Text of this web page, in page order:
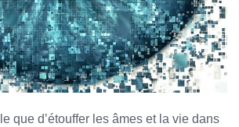
que d’étouffer les âmes et la vie dans